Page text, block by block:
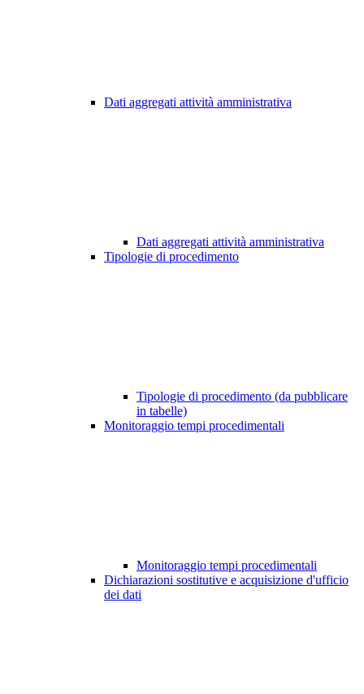
Dati aggregati attività amministrativa
Dati aggregati attività amministrativa
Tipologie di procedimento
Tipologie di procedimento (da pubblicare
in tabelle)
Monitoraggio tempi procedimentali
Monitoraggio tempi procedimentali
Dichiarazioni sostitutive e acquisizione d'ufficio
dei dati